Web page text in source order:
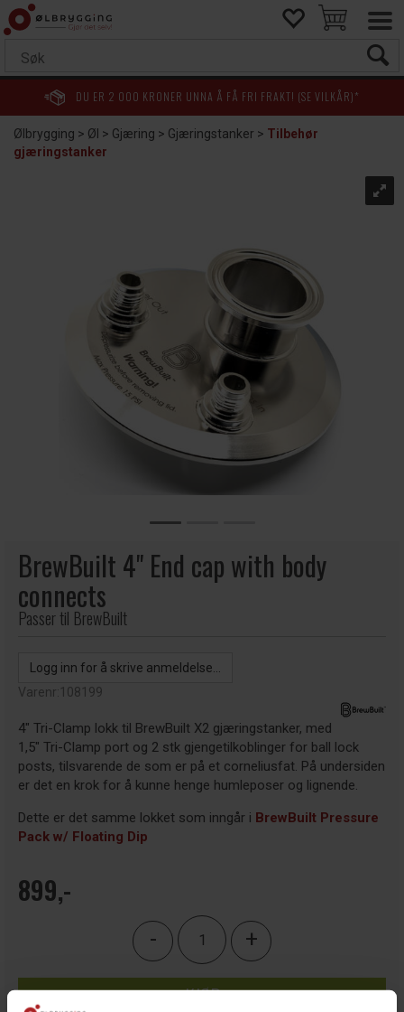
DU ER 2 000 KRONER UNNA Å FÅ FRI FRAKT! (SE VILKÅR)*
Ølbrygging>Øl >Gjæring>Gjæringstanker>Tilbehør
gjæringstanker
BrewBuilt 4" End cap with body
connects
Passer til BrewBuilt
Logg inn for å skrive anmeldelse...
Varenr:108199
4" Tri-Clamp lokk til BrewBuilt X2 gjæringstanker, med
1,5" Tri-Clamp port og 2 stk gjengetilkoblinger for ball lock
posts, tilsvarende de som er på et corneliusfat. På undersiden
er det en krok for å kunne henge humleposer og lignende.
Dette er det samme lokket som inngår i BrewBuilt Pressure
Pack w/ Floating Dip
899,-
- +
KJØP